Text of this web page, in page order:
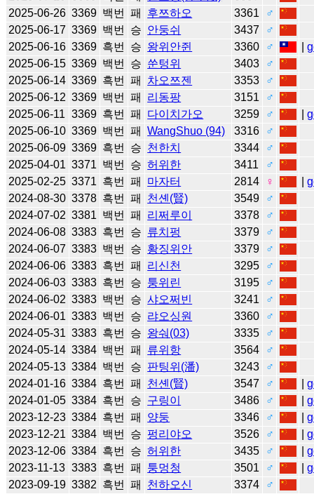
2025-06-26 3369 백번 패 후쯔하오 3361
♂
2025-06-17 3369 백번 승 안둥쉬 3437
♂
2025-06-16 3369 흑번 승 왕위안쥔 3360 ♂ |
2025-06-15 3369 백번 승 쑨텅위 3403
♂
2025-06-14 3369 흑번 패 차오쯔젠 3353
♂
2025-06-12 3369 백번 패 리동팡 3151
♂
2025-06-11 3369 흑번 패 다이치가오 3259 ♂ |
2025-06-10 3369 백번 패 WangShuo (94) 3316
♂
2025-06-09 3369 흑번 승 천한치 3344
♂
2025-04-01 3371 백번 승 허위한 3411
♂
2025-02-25 3371 흑번 패 마자터 2814 ♀ |
2024-08-30 3378 흑번 패 천셴(賢) 3549
♂
2024-07-02 3381 백번 패 리쩌루이 3378
♂
2024-06-08 3383 흑번 승 류치펑 3379
♂
2024-06-07 3383 백번 승 황징위안 3379
♂
2024-06-06 3383 흑번 패 리신천 3295
♂
2024-06-03 3383 흑번 승 퉁위린 3195
♂
2024-06-02 3383 백번 승 샤오쩌빈 3241
♂
2024-06-01 3383 백번 승 랴오싱원 3360
♂
2024-05-31 3383 흑번 승 왕숴(03) 3335
♂
2024-05-14 3384 백번 패 류위항 3564
♂
2024-05-13 3384 백번 승 판팅위(潘) 3243
♂
2024-01-16 3384 흑번 패 천셴(賢) 3547 ♂ |
2024-01-05 3384 흑번 승 구링이 3486 ♂ |
2023-12-23 3384 흑번 패 양둥 3346 ♂ |
2023-12-21 3384 백번 승 펑리야오 3526 ♂ |
2023-12-06 3384 흑번 승 허위한 3435 ♂ |
2023-11-13 3383 흑번 패 퉁멍청 3501 ♂ |
2023-09-19 3382 흑번 패 천하오신 3374
♂